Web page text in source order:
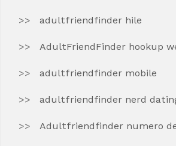
adultfriendfinder hile
AdultFriendFinder hookup
adultfriendfinder mobile
adultfriendfinder nerd
Adultfriendfinder numero